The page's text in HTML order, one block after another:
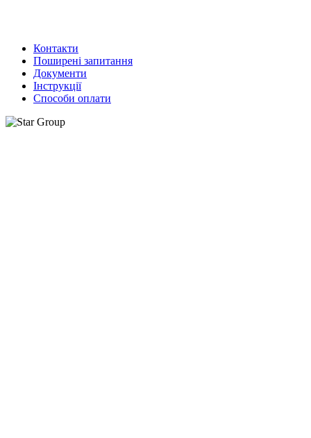
Контакти
Поширені запитання
Документи
Інструкції
Способи оплати